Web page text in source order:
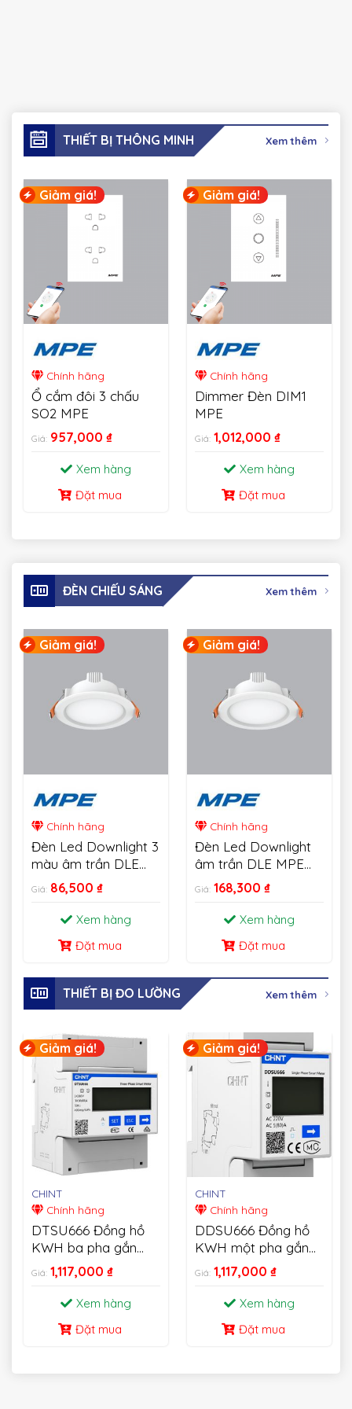
THIẾT BỊ THÔNG MINH Xem thêm
Giảm giá!
Chính hãng
Ổ cắm đôi 3 chấu
SO2 MPE
Giá: 957,000 ₫
Xem hàng
Đặt mua
Giảm giá!
Chính hãng
Dimmer Đèn DIM1
MPE
Giá: 1,012,000 ₫
Xem hàng
Đặt mua
ĐÈN CHIẾU SÁNG Xem thêm
Giảm giá!
Chính hãng
Đèn Led Downlight 3
màu âm trần DLE
MPE 6W-18W
Giá: 86,500 ₫
Xem hàng
Đặt mua
Giảm giá!
Chính hãng
Đèn Led Downlight
âm trần DLE MPE
18W
Giá: 168,300 ₫
Xem hàng
Đặt mua
THIẾT BỊ ĐO LƯỜNG Xem thêm
Giảm giá!
CHINT
Chính hãng
DTSU666 Đồng hồ
KWH ba pha gắn
trên thanh Din
Giá: 1,117,000 ₫
Xem hàng
Đặt mua
Giảm giá!
CHINT
Chính hãng
DDSU666 Đồng hồ
KWH một pha gắn
trên thanh Din
Giá: 1,117,000 ₫
Xem hàng
Đặt mua